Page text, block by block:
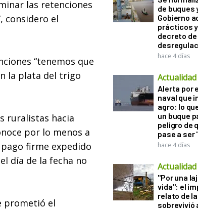
las retenciones
considero el
“tenemos que
la plata del trigo
ruralistas hacia
por lo menos a
firme expedido
día de la fecha no
prometió el
de buques
Gobierno
prácticos
decreto de
hace 4 días
Actualidad
Alerta por
naval que
agro: lo
un buque
peligro de
pase a ser
hace 4 días
Actualidad
"Por una
vida": el
relato de
sobrevivió